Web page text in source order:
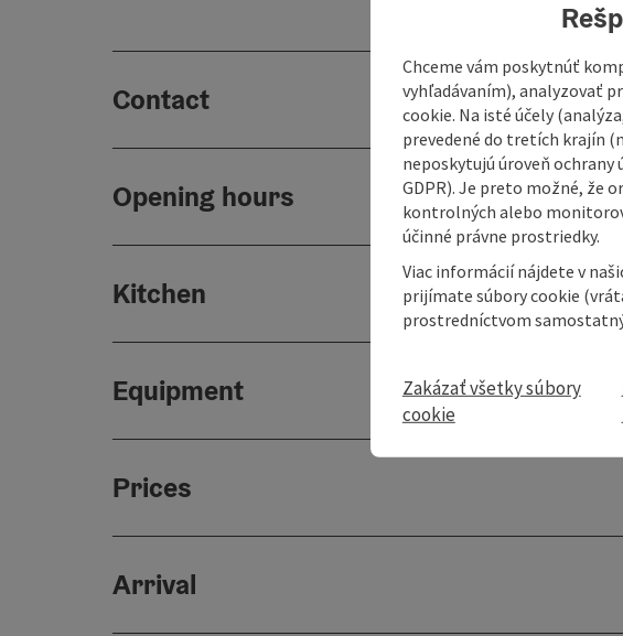
Contact
Opening hours
Kitchen
Equipment
Prices
Arrival
Chceme vám poskytnúť
vyhľadávaním), analyzovať
cookie. Na isté účely
prevedené do tretích krajín
neposkytujú úroveň ochrany
GDPR). Je preto možné, že
kontrolných alebo
účinné právne prostriedky.
Viac informácií nájdete v
prijímate súbory cookie
prostredníctvom
Zakázať všetky súbory
cookie